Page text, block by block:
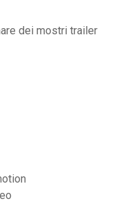
dei mostri trailer